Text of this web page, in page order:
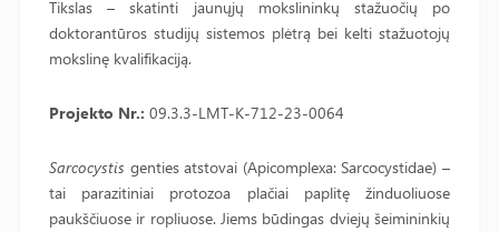
Tikslas – skatinti jaunųjų mokslininkų stažuočių po
doktorantūros studijų sistemos plėtrą bei kelti stažuotojų
mokslinę kvalifikaciją.
Projekto Nr.: 09.3.3-LMT-K-712-23-0064
Sarcocystis genties atstovai (Apicomplexa: Sarcocystidae) –
tai parazitiniai protozoa plačiai paplitę žinduoliuose
paukščiuose ir ropliuose. Jiems būdingas dviejų šeimininkių